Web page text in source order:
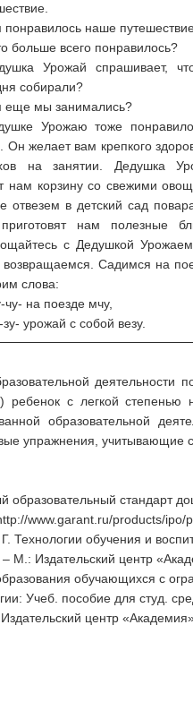
понравилось наше
больше всего понравилось?
Урожай спрашивает,
собирали?
еще мы занимались?
Урожаю тоже
Он желает вам крепкого
на занятии. Дедушка
нам корзину со свежими
отвезем в детский сад
нам полезные
с Дедушкой
Садимся на
слова:
чу- на поезде мчу,
зу- урожай с собой везу.
ребенок с легкой
образовательной
упражнения,
образовательный стандарт
www.garant.ru/products/ipo/
Технологии обучения и
– М.: Издательский центр
обучающихся с
Учеб. пособие для студ.
центр